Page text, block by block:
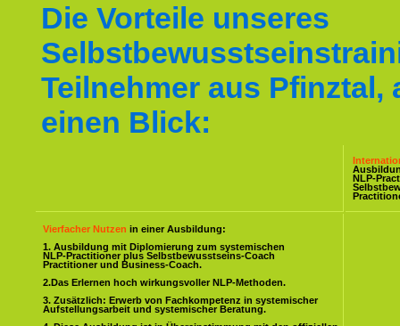
Die Vorteile unseres
Teilnehmer aus Pfinztal,
einen Blick:
NLP-
Vierfacher Nutzen in einer Ausbildung:
1. Ausbildung mit Diplomierung zum systemischen
NLP-Practitioner plus Selbstbewusstseins-Coach
Practitioner und Business-Coach.
2.Das Erlernen hoch wirkungsvoller NLP-Methoden.
3. Zusätzlich: Erwerb von Fachkompetenz in systemischer
Aufstellungsarbeit und systemischer Beratung.